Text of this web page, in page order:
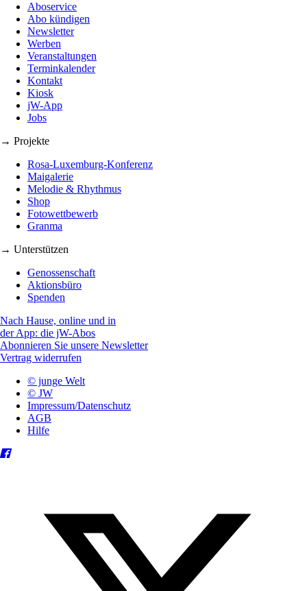
Aboservice
Abo kündigen
Newsletter
Werben
Veranstaltungen
Terminkalender
Kontakt
Kiosk
jW-App
Jobs
→ Projekte
Rosa-Luxemburg-Konferenz
Maigalerie
Melodie & Rhythmus
Shop
Fotowettbewerb
Granma
→ Unterstützen
Genossenschaft
Aktionsbüro
Spenden
Nach Hause, online und in
der App: die jW-Abos
Abonnieren Sie unsere Newsletter
Vertrag widerrufen
© junge Welt
© JW
Impressum/Datenschutz
AGB
Hilfe